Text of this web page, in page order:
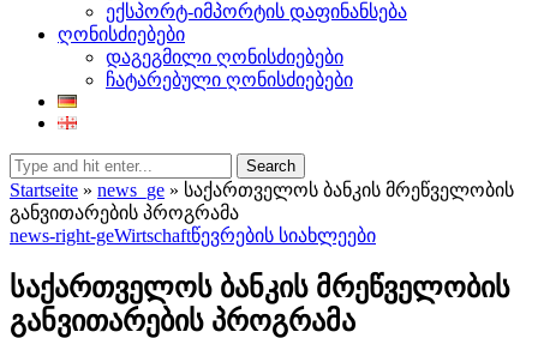
ექსპორტ-იმპორტის დაფინანსება
ღონისძიებები
დაგეგმილი ღონისძიებები
ჩატარებული ღონისძიებები
Search
Startseite » news_ge » საქართველოს ბანკის მრეწველობის
განვითარების პროგრამა
news-right-geWirtschaftწევრების სიახლეები
საქართველოს ბანკის მრეწველობის
განვითარების პროგრამა